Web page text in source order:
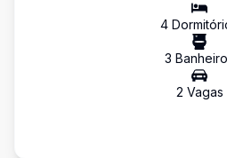
4
3 Banheiro
2 Vagas